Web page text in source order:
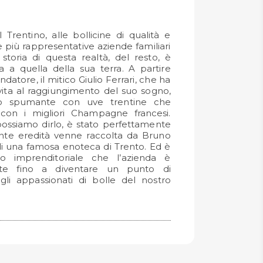
Trentino, alle bollicine di qualità e
rappresentative aziende familiari
di questa realtà, del resto, è
a quella della sua terra. A partire
il mitico Giulio Ferrari, che ha
al raggiungimento del suo sogno,
spumante con uve trentine che
i migliori Champagne francesi.
dirlo, è stato perfettamente
eredità venne raccolta da Bruno
una famosa enoteca di Trento. Ed è
imprenditoriale che l’azienda è
fino a diventare un punto di
appassionati di bolle del nostro